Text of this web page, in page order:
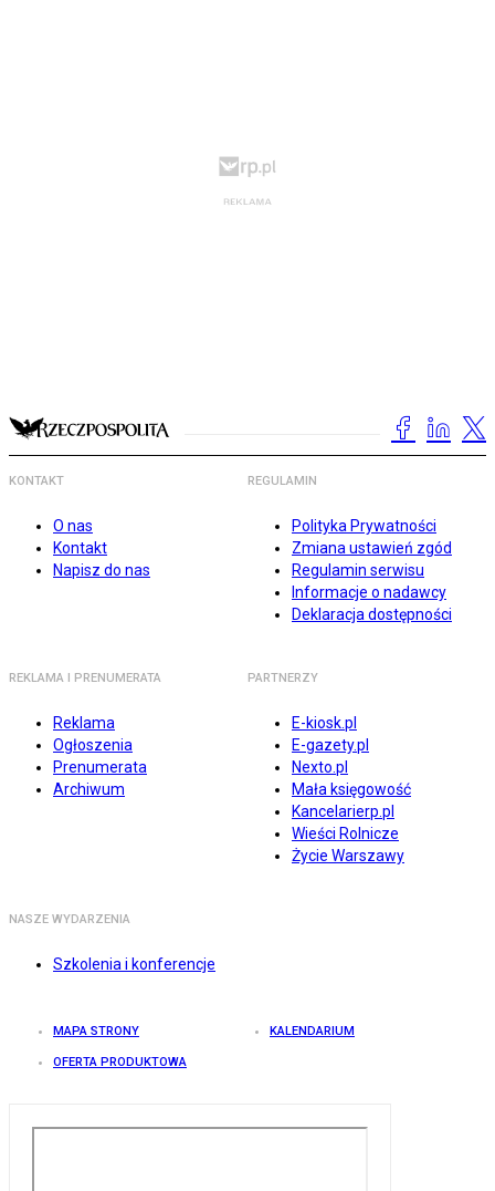
KONTAKT
O nas
Kontakt
Napisz do nas
REGULAMIN
Polityka Prywatności
Zmiana ustawień zgód
Regulamin serwisu
Informacje o nadawcy
Deklaracja dostępności
REKLAMA I PRENUMERATA
Reklama
Ogłoszenia
Prenumerata
Archiwum
PARTNERZY
E-kiosk.pl
E-gazety.pl
Nexto.pl
Mała księgowość
Kancelarierp.pl
Wieści Rolnicze
Życie Warszawy
NASZE WYDARZENIA
Szkolenia i konferencje
MAPA STRONY KALENDARIUM
OFERTA PRODUKTOWA